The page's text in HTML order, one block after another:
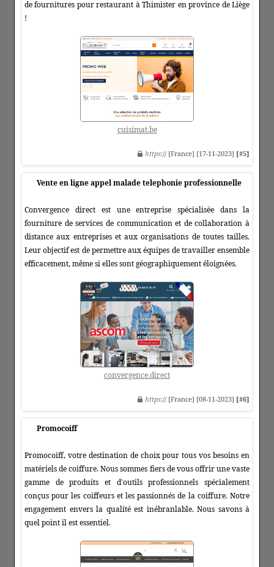
de fournitures pour restaurant à Thimister en province de Liège
!
cuisimat.be
https:// [France] [17-11-2023] [#5]
Vente en ligne appel malade telephonie professionnelle
Convergence direct est une entreprise spécialisée dans la
fourniture de services de communication et de collaboration à
distance aux entreprises et aux organisations de toutes tailles.
Leur objectif est de permettre aux équipes de travailler ensemble
efficacement, même si elles sont géographiquement éloignées.
convergence.direct
https:// [France] [08-11-2023] [#6]
Promocoiff
Promocoiff, votre destination de choix pour tous vos besoins en
matériels de coiffure. Nous sommes fiers de vous offrir une vaste
gamme de produits et d'outils professionnels spécialement
conçus pour les coiffeurs et les passionnés de la coiffure. Notre
engagement envers la qualité est inébranlable. Nous savons à
quel point il est essentiel.